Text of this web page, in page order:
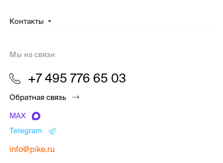
Контакты
Мы на связи
+7 495 776 65 03
Обратная связь
MAX
Telegram
info@pike.ru